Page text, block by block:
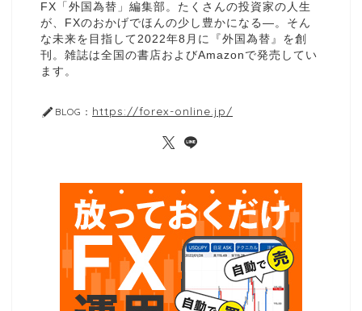
FX「外国為替」編集部。たくさんの投資家の人生
が、FXのおかげでほんの少し豊かになる—。そん
な未来を目指して2022年8月に『外国為替』を創
刊。雑誌は全国の書店およびAmazonで発売してい
ます。
BLOG： https://forex-online.jp/